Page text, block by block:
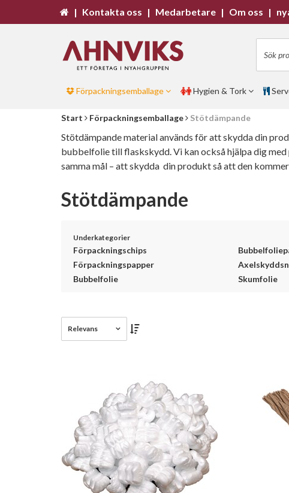
Start Förpackningsemballage Stötdämpande
Stötdämpande material används för att skydda din
bubbelfolie till flaskskydd. Vi kan också hjälpa dig
samma mål – att skydda din produkt så att den
Stötdämpande
Underkategorier
Förpackningschips
Förpackningspapper
Bubbelfolie
Skumfolie
Relevans
| Kontakta oss | Medarbetare | Om oss |
Förpackningsemballage Hygien & Tork